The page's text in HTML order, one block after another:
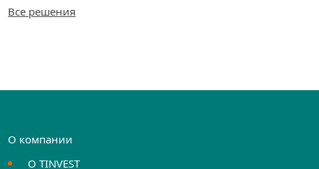
Все решения
О компании
О TINVEST